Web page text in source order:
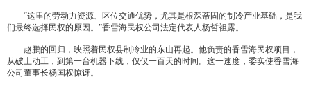
“这里的劳动力资源、区位交通优势，尤其是根深蒂固的制冷产业基础，是我
们最终选择民权的原因。”香雪海民权公司法定代表人杨哲袒露。
赵鹏的回归，映照着民权县制冷业的东山再起。他负责的香雪海民权项目，
从破土动工，到第一台机器下线，仅仅一百天的时间。这一速度，委实使香雪海
公司董事长杨国权惊讶。